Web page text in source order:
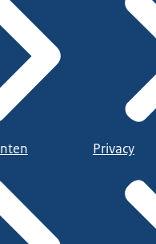
Privacy